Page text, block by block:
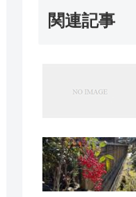
関連記事